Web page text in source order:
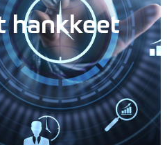
hankkeet